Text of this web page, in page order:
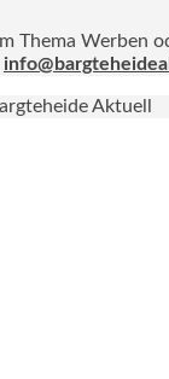
Thema Werben
Aktuell